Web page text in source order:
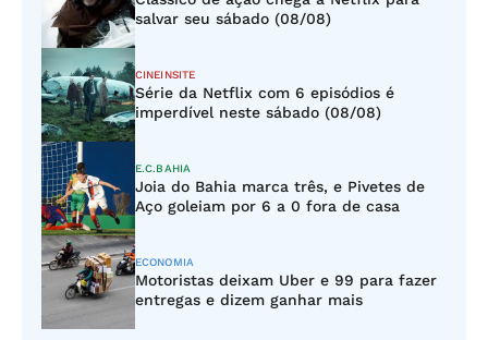
salvar seu sábado (08/08)
CINEINSITE
Série da Netflix com 6 episódios é
imperdível neste sábado (08/08)
E.C.BAHIA
Joia do Bahia marca três, e Pivetes de
Aço goleiam por 6 a 0 fora de casa
ECONOMIA
Motoristas deixam Uber e 99 para fazer
entregas e dizem ganhar mais